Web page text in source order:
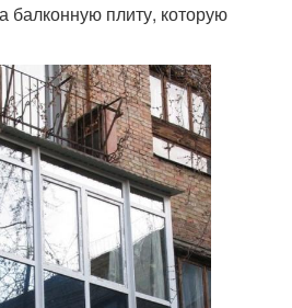
балконную плиту, которую